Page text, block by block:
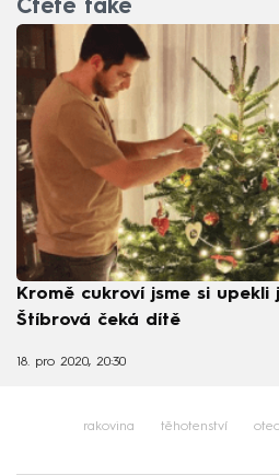
Čtěte také
Kromě cukroví jsme si upekli
Štíbrová čeká dítě
18. pro 2020, 20:30
rakovina těhotenství otec